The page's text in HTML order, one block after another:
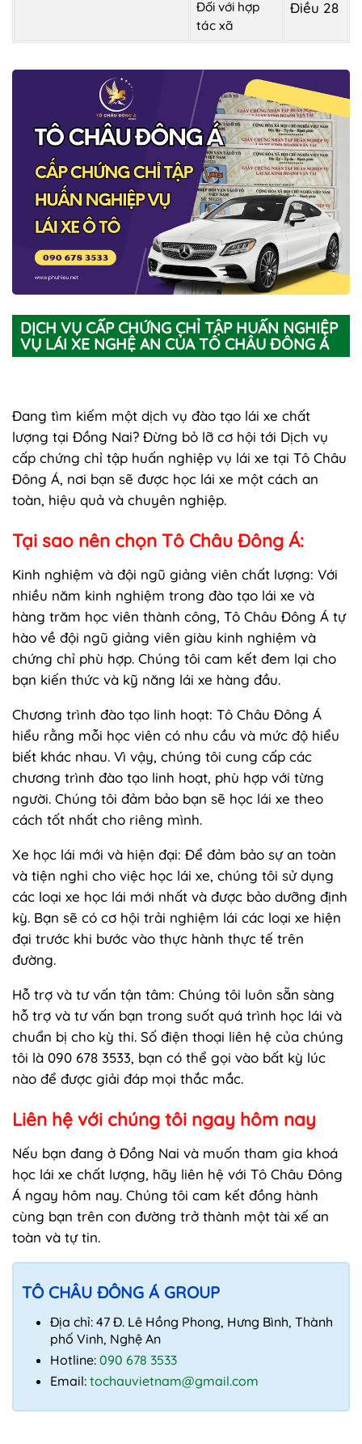
Đối với hợp
tác xã
Điều 28
DỊCH VỤ CẤP CHỨNG CHỈ TẬP HUẤN NGHIỆP
VỤ LÁI XE NGHỆ AN CỦA TÔ CHÂU ĐÔNG Á
Đang tìm kiếm một dịch vụ đào tạo lái xe chất
lượng tại Đồng Nai? Đừng bỏ lỡ cơ hội tới Dịch vụ
cấp chứng chỉ tập huấn nghiệp vụ lái xe tại Tô Châu
Đông Á, nơi bạn sẽ được học lái xe một cách an
toàn, hiệu quả và chuyên nghiệp.
Tại sao nên chọn Tô Châu Đông Á:
Kinh nghiệm và đội ngũ giảng viên chất lượng: Với
nhiều năm kinh nghiệm trong đào tạo lái xe và
hàng trăm học viên thành công, Tô Châu Đông Á tự
hào về đội ngũ giảng viên giàu kinh nghiệm và
chứng chỉ phù hợp. Chúng tôi cam kết đem lại cho
bạn kiến thức và kỹ năng lái xe hàng đầu.
Chương trình đào tạo linh hoạt: Tô Châu Đông Á
hiểu rằng mỗi học viên có nhu cầu và mức độ hiểu
biết khác nhau. Vì vậy, chúng tôi cung cấp các
chương trình đào tạo linh hoạt, phù hợp với từng
người. Chúng tôi đảm bảo bạn sẽ học lái xe theo
cách tốt nhất cho riêng mình.
Xe học lái mới và hiện đại: Để đảm bảo sự an toàn
và tiện nghi cho việc học lái xe, chúng tôi sử dụng
các loại xe học lái mới nhất và được bảo dưỡng định
kỳ. Bạn sẽ có cơ hội trải nghiệm lái các loại xe hiện
đại trước khi bước vào thực hành thực tế trên
đường.
Hỗ trợ và tư vấn tận tâm: Chúng tôi luôn sẵn sàng
hỗ trợ và tư vấn bạn trong suốt quá trình học lái và
chuẩn bị cho kỳ thi. Số điện thoại liên hệ của chúng
tôi là 090 678 3533, bạn có thể gọi vào bất kỳ lúc
nào để được giải đáp mọi thắc mắc.
Liên hệ với chúng tôi ngay hôm nay
Nếu bạn đang ở Đồng Nai và muốn tham gia khoá
học lái xe chất lượng, hãy liên hệ với Tô Châu Đông
Á ngay hôm nay. Chúng tôi cam kết đồng hành
cùng bạn trên con đường trở thành một tài xế an
toàn và tự tin.
TÔ CHÂU ĐÔNG Á GROUP
Địa chỉ: 47 Đ. Lê Hồng Phong, Hưng Bình, Thành
phố Vinh, Nghệ An
Hotline: 090 678 3533
Email: tochauvietnam@gmail.com